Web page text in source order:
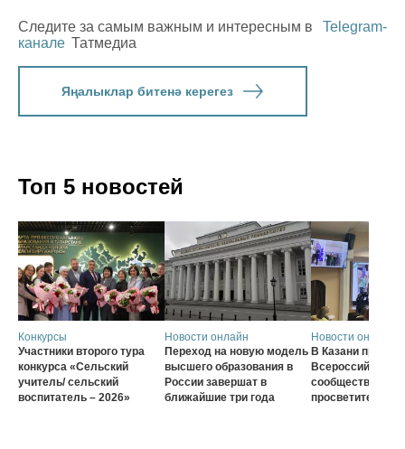
Следите за самым важным и интересным в
Telegram-
канале Татмедиа
Яңалыклар битенә керегез
Топ 5 новостей
Конкурсы
Участники второго тура
конкурса «Сельский
учитель/ сельский
воспитатель – 2026»
Новости онлайн
Переход на новую модель
высшего образования в
России завершат в
ближайшие три года
Новости онлайн
В Казани
Всероссийского
сообщества
просветителей